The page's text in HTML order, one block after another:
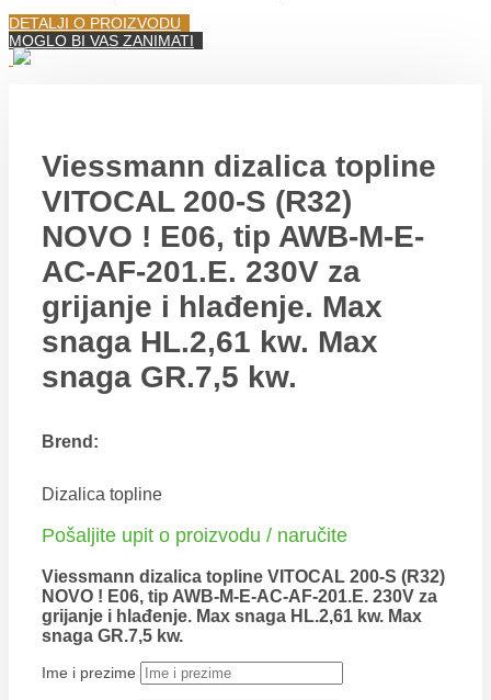
DETALJI O PROIZVODU
MOGLO BI VAS ZANIMATI
Viessmann dizalica topline
VITOCAL 200-S (R32)
NOVO ! E06, tip AWB-M-E-
AC-AF-201.E. 230V za
grijanje i hlađenje. Max
snaga HL.2,61 kw. Max
snaga GR.7,5 kw.
Brend:
Dizalica topline
Pošaljite upit o proizvodu / naručite
Viessmann dizalica topline VITOCAL 200-S (R32)
NOVO ! E06, tip AWB-M-E-AC-AF-201.E. 230V za
grijanje i hlađenje. Max snaga HL.2,61 kw. Max
snaga GR.7,5 kw.
Ime i prezime